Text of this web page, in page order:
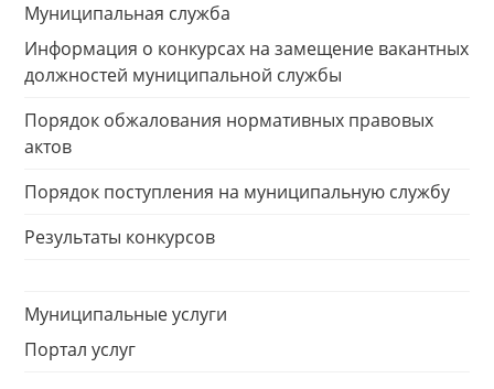
Муниципальная служба
Информация о конкурсах на замещение вакантных
должностей муниципальной службы
Порядок обжалования нормативных правовых
актов
Порядок поступления на муниципальную службу
Результаты конкурсов
Муниципальные услуги
Портал услуг